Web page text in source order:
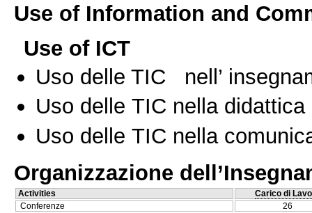
Use of Information and
Use of ICT
Uso delle TIC nell’
Uso delle TIC nella
Uso delle TIC nella
Organizzazione
Activities
Carico di
Conferenze
26